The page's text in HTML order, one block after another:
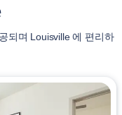
되며 Louisville 에 편리하